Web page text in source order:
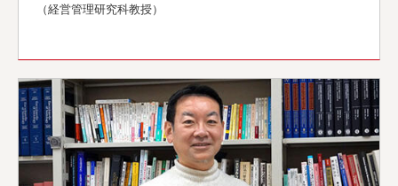
（経営管理研究科教授）